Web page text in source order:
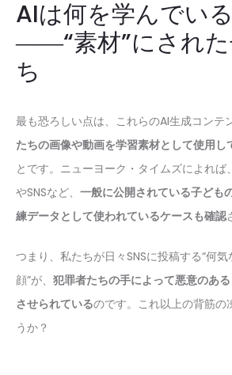
AIは何を学んでい
――“素材”にされた
ち
最も恐ろしい点は、これらのAI生成コンテ
たちの画像や動画を学習素材として使用し
とです。ニューヨーク・タイムズによれば
やSNSなど、 一般に公開されている子ども
練データとして使われているケースも確認
つまり、私たちが日々SNSに投稿する“何
顔”が、 犯罪者たちの手によって悪意のあ
させられているのです。これ以上の背筋の
うか？